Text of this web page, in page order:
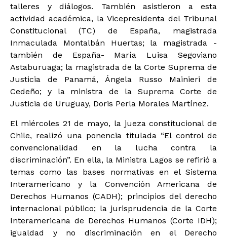
talleres y diálogos. También asistieron a esta
actividad académica, la Vicepresidenta del Tribunal
Constitucional (TC) de España, magistrada
Inmaculada Montalbán Huertas; la magistrada -
también de España- María Luisa Segoviano
Astaburuaga; la magistrada de la Corte Suprema de
Justicia de Panamá, Ángela Russo Mainieri de
Cedeño; y la ministra de la Suprema Corte de
Justicia de Uruguay, Doris Perla Morales Martínez.
El miércoles 21 de mayo, la jueza constitucional de
Chile, realizó una ponencia titulada “El control de
convencionalidad en la lucha contra la
discriminación”. En ella, la Ministra Lagos se refirió a
temas como las bases normativas en el Sistema
Interamericano y la Convención Americana de
Derechos Humanos (CADH); principios del derecho
internacional público; la jurisprudencia de la Corte
Interamericana de Derechos Humanos (Corte IDH);
igualdad y no discriminación en el Derecho